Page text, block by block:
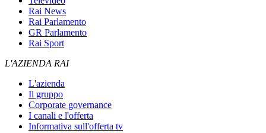
Rai News
Rai Parlamento
GR Parlamento
Rai Sport
L'AZIENDA RAI
L'azienda
Il gruppo
Corporate governance
I canali e l'offerta
Informativa sull'offerta tv